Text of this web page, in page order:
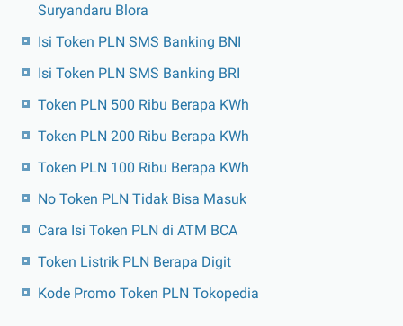
Suryandaru Blora
Isi Token PLN SMS Banking BNI
Isi Token PLN SMS Banking BRI
Token PLN 500 Ribu Berapa KWh
Token PLN 200 Ribu Berapa KWh
Token PLN 100 Ribu Berapa KWh
No Token PLN Tidak Bisa Masuk
Cara Isi Token PLN di ATM BCA
Token Listrik PLN Berapa Digit
Kode Promo Token PLN Tokopedia